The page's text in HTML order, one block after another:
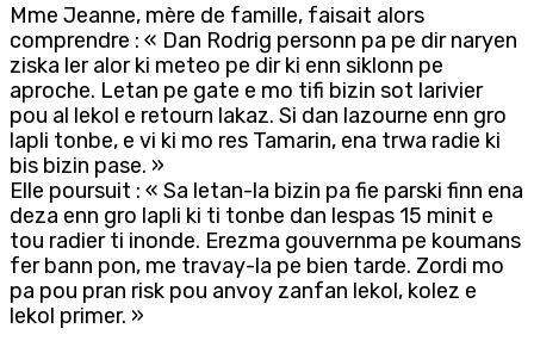
Mme Jeanne, mère de famille, faisait alors
comprendre : « Dan Rodrig personn pa pe dir naryen
ziska ler alor ki meteo pe dir ki enn siklonn pe
aproche. Letan pe gate e mo tifi bizin sot larivier
pou al lekol e retourn lakaz. Si dan lazourne enn gro
lapli tonbe, e vi ki mo res Tamarin, ena trwa radie ki
bis bizin pase. »
Elle poursuit : « Sa letan-la bizin pa fie parski finn ena
deza enn gro lapli ki ti tonbe dan lespas 15 minit e
tou radier ti inonde. Erezma gouvernma pe koumans
fer bann pon, me travay-la pe bien tarde. Zordi mo
pa pou pran risk pou anvoy zanfan lekol, kolez e
lekol primer. »